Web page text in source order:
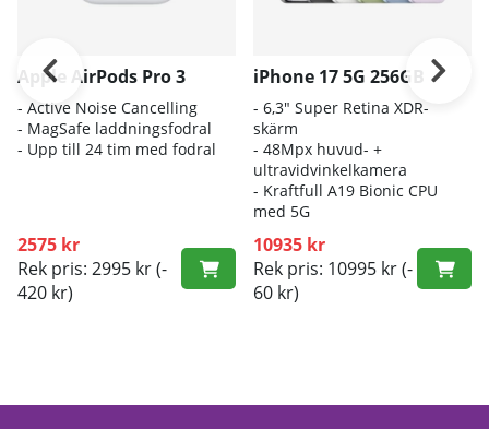
Apple AirPods Pro 3
- Active Noise Cancelling
- MagSafe laddningsfodral
- Upp till 24 tim med fodral
2575 kr
Rek pris: 2995 kr(-
420 kr)
iPhone 17 5G 256GB
- 6,3" Super Retina XDR-
skärm
- 48Mpx huvud- +
ultravidvinkelkamera
- Kraftfull A19 Bionic CPU
med 5G
10935 kr
Rek pris: 10995 kr(-
60 kr)